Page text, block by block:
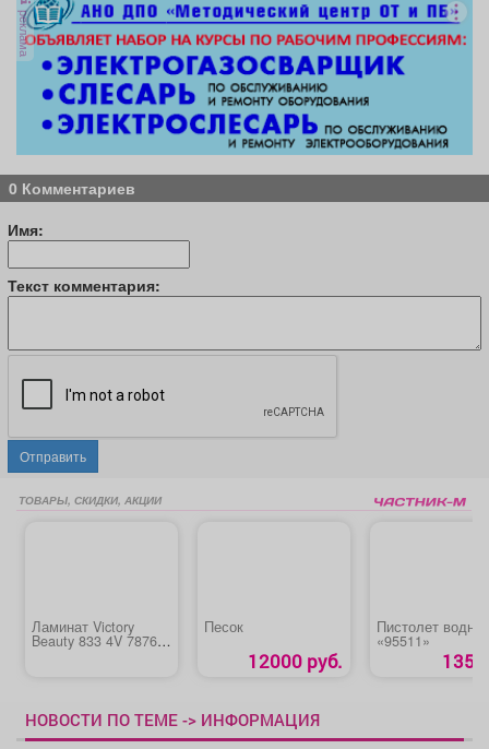
реклама
0 Комментариев
Имя:
Текст комментария:
Отправить
ТОВАРЫ, СКИДКИ, АКЦИИ
Ламинат Victory
Beauty 833 4V 7876
Дуб деревенский
Песок
12000 руб.
Пистолет
«95511»
135
НОВОСТИ ПО ТЕМЕ -> ИНФОРМАЦИЯ